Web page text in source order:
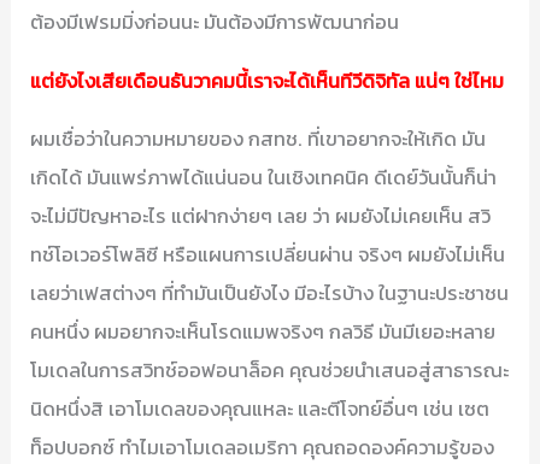
ต้องมีเฟรมมิ่งก่อนนะ มันต้องมีการพัฒนาก่อน
แต่ยังไงเสียเดือนธันวาคมนี้เราจะได้เห็นทีวีดิจิทัล แน่ๆ ใช่ไหม
ผมเชื่อว่าในความหมายของ กสทช. ที่เขาอยากจะให้เกิด มัน
เกิดได้ มันแพร่ภาพได้แน่นอน ในเชิงเทคนิค ดีเดย์วันนั้นก็น่า
จะไม่มีปัญหาอะไร แต่ฝากง่ายๆ เลย ว่า ผมยังไม่เคยเห็น สวิ
ทช์โอเวอร์โพลิซี หรือแผนการเปลี่ยนผ่าน จริงๆ ผมยังไม่เห็น
เลยว่าเฟสต่างๆ ที่ทำมันเป็นยังไง มีอะไรบ้าง ในฐานะประชาชน
คนหนึ่ง ผมอยากจะเห็นโรดแมพจริงๆ กลวิธี มันมีเยอะหลาย
โมเดลในการสวิทช์ออฟอนาล็อค คุณช่วยนำเสนอสู่สาธารณะ
นิดหนึ่งสิ เอาโมเดลของคุณแหละ และตีโจทย์อื่นๆ เช่น เซต
ท็อปบอกซ์ ทำไมเอาโมเดลอเมริกา คุณถอดองค์ความรู้ของ